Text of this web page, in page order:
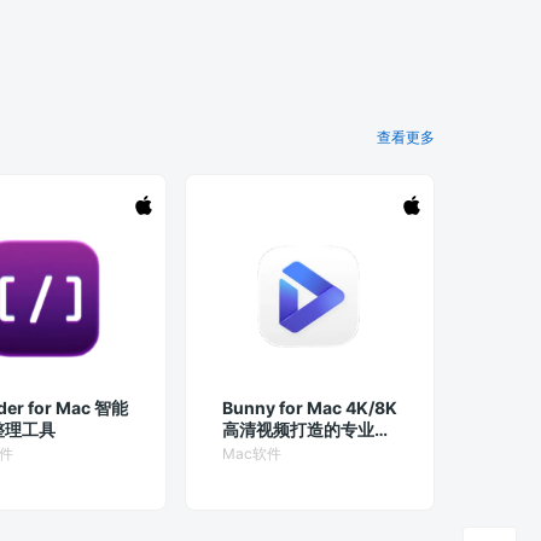
查看更多
for Mac 智能
理工具
Bunny for Mac 4K/8K
高清视频打造的专业播
放器
Mac软件